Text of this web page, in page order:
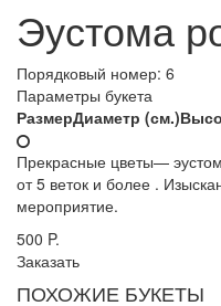
Эустома
Порядковый номер: 6
Параметры букета
РазмерДиаметр (см.)
Прекрасные цветы—
от 5 веток и более .
мероприятие.
500 P.
Заказать
ПОХОЖИЕ БУКЕТЫ